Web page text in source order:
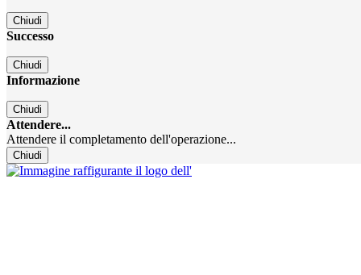
Chiudi
Successo
Chiudi
Informazione
Chiudi
Attendere...
Attendere il completamento dell'operazione...
Chiudi